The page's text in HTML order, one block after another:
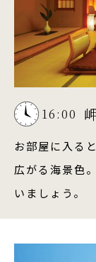
16:00
お部屋に入る
広がる海景色
いましょう。